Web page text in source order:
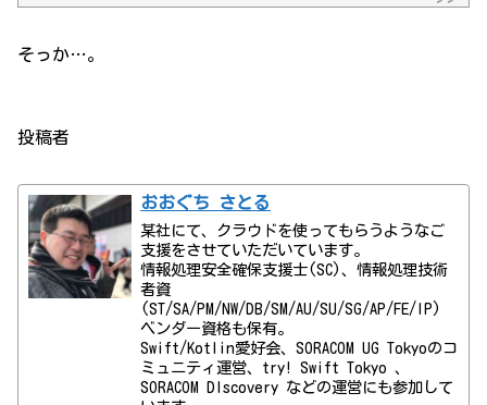
そっか…。
投稿者
おおぐち さとる
某社にて、クラウドを使ってもらうようなご
支援をさせていただいています。
情報処理安全確保支援士(SC)、情報処理技術
者資
(ST/SA/PM/NW/DB/SM/AU/SU/SG/AP/FE/IP)
ベンダー資格も保有。
Swift/Kotlin愛好会、SORACOM UG Tokyoのコ
ミュニティ運営、try! Swift Tokyo 、
SORACOM DIscovery などの運営にも参加して